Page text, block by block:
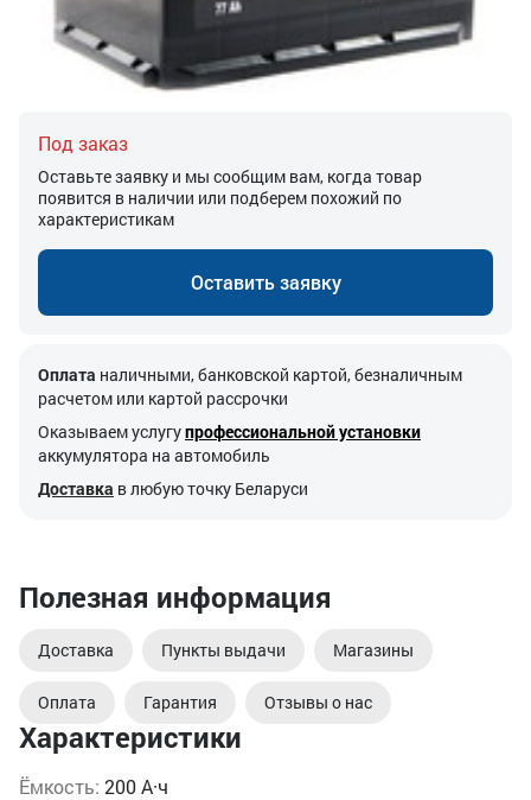
Характеристики
Ёмкость: 200 А·ч
Под заказ
Оставьте заявку и мы сообщим вам, когда товар
появится в наличии или подберем похожий по
характеристикам
Оставить заявку
Оплата наличными, банковской картой, безналичным
расчетом или картой рассрочки
Оказываем услугупрофессиональной установки
аккумулятора на автомобиль
Доставка в любую точку Беларуси
Полезная информация
Доставка Пункты выдачи Магазины
Оплата Гарантия Отзывы о нас